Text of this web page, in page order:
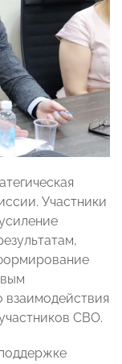
Участники
взаимодействия
СВО.